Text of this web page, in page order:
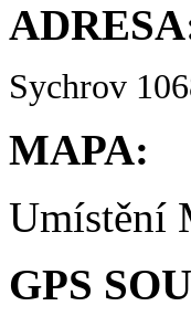
Sychrov
MAPA:
Umístění
GPS